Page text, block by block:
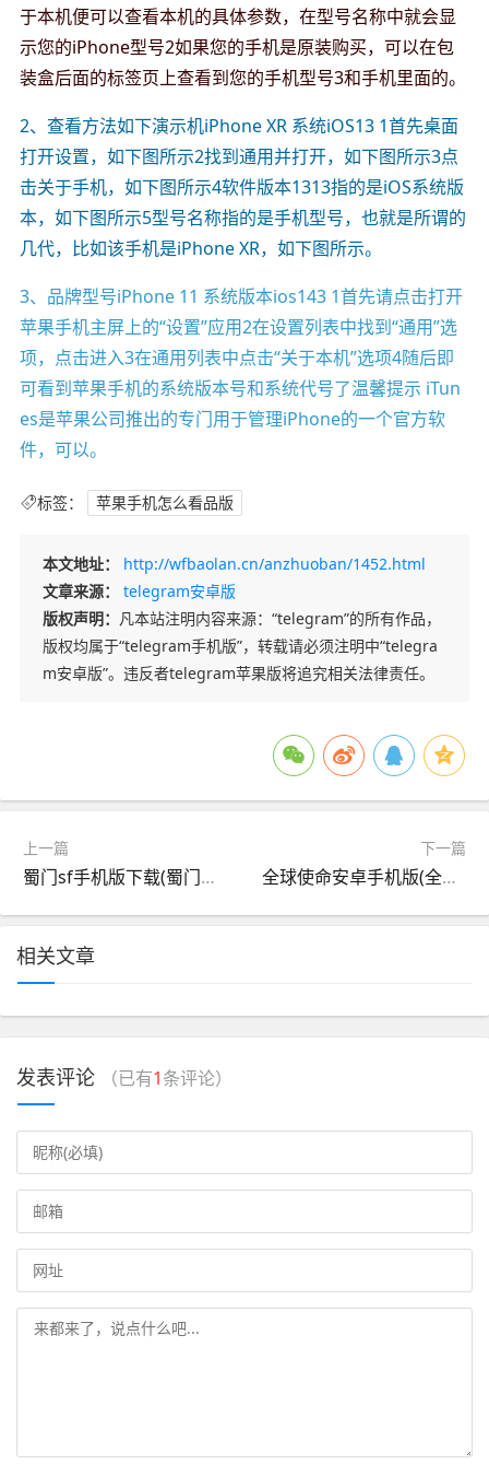
于本机便可以查看本机的具体参数，在型号名称中就会显
示您的iPhone型号2如果您的手机是原装购买，可以在包
装盒后面的标签页上查看到您的手机型号3和手机里面的。
2、查看方法如下演示机iPhone XR 系统iOS13 1首先桌面
打开设置，如下图所示2找到通用并打开，如下图所示3点
击关于手机，如下图所示4软件版本1313指的是iOS系统版
本，如下图所示5型号名称指的是手机型号，也就是所谓的
几代，比如该手机是iPhone XR，如下图所示。
3、品牌型号iPhone 11 系统版本ios143 1首先请点击打开
苹果手机主屏上的“设置”应用2在设置列表中找到“通用”选
项，点击进入3在通用列表中点击“关于本机”选项4随后即
可看到苹果手机的系统版本号和系统代号了温馨提示 iTun
es是苹果公司推出的专门用于管理iPhone的一个官方软
件，可以。
标签： 苹果手机怎么看品版
本文地址：
http://wfbaolan.cn/anzhuoban/1452.html
文章来源：
telegram安卓版
版权声明： 凡本站注明内容来源：“telegram”的所有作品，
版权均属于“telegram手机版”，转载请必须注明中“telegra
m安卓版”。违反者telegram苹果版将追究相关法律责任。
上一篇
蜀门sf手机版下载(蜀门手游sf发布网站)
下一篇
全球使命安卓手机版(全球使命安卓手机版下载安装)
相关文章
发表评论 （已有1条评论）